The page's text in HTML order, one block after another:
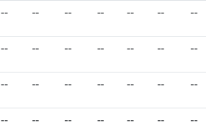
-- -- -- -- -- -- --
-- -- -- -- -- -- --
-- -- -- -- -- -- --
-- -- -- -- -- -- --